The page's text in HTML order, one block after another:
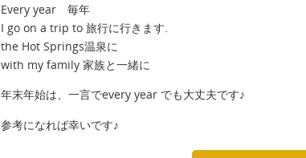
Every year 毎年
I go on a trip to 旅行に行きます.
the Hot Springs温泉に
with my family 家族と一緒に
年末年始は、一言でevery year でも大丈夫です♪
参考になれば幸いです♪